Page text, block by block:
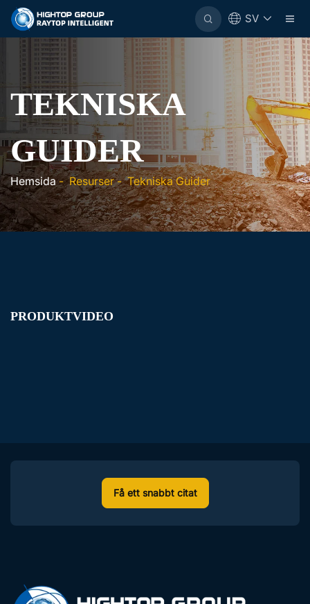
SV
TEKNISKA
GUIDER
Hemsida-Resurser-Tekniska Guider
PRODUKTVIDEO
Få ett snabbt citat